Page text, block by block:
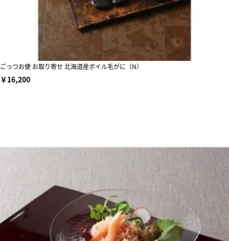
ごっつお便 お取り寄せ 北海道産ボイル毛がに（N）
￥16,200